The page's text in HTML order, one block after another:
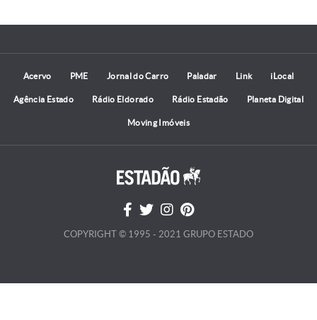
Acervo PME Jornal do Carro Paladar Link iLocal
Agência Estado Rádio Eldorado Rádio Estadão Planeta Digital
Moving Imóveis
COPYRIGHT © 1995 - 2021 GRUPO ESTADO